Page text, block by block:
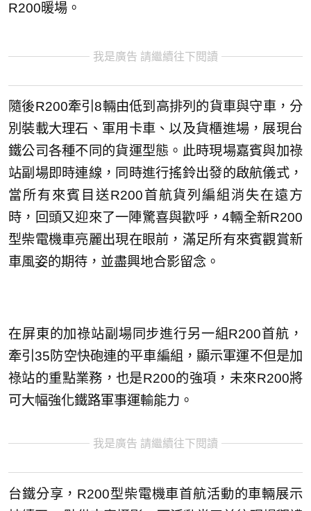
R200暖場。
我是廣告 請繼續往下閱讀
隨後R200牽引8輛由低到高排列的貨車與守車，分
別裝載大理石、軍用卡車、以及貨櫃進場，展現台
鐵公司各種不同的貨運型態。此時現場嘉賓與加祿
站副場即時連線，同時進行搖鈴出發的啟航儀式，
當所有來賓目送R200首航貨列編組消失在遠方
時，回頭又迎來了一陣驚喜與歡呼，4輛全新R200
型柴電機車亮麗出現在眼前，滿足所有來賓觀賞新
車風姿的期待，並盡興地合影留念。
在屏東的加祿站副場同步進行另一組R200首航，
牽引35防空快砲連的平車編組，顯示軍運不但是加
祿站的重點業務，也是R200的強項，未來R200將
可大幅強化鐵路軍事運輸能力。
我是廣告 請繼續往下閱讀
台鐵分享，R200型柴電機車首航活動的車輛展示